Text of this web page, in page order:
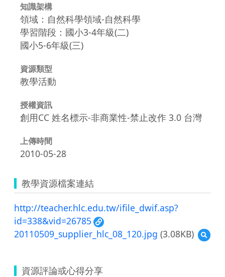
知識架構
領域：自然科學領域-自然科學
學習階段：國小3-4年級(二)
國小5-6年級(三)
資源類型
教學活動
授權資訊
創用CC 姓名標示-非商業性-禁止改作 3.0 台灣
上傳時間
2010-05-28
教學資源檔案連結
http://teacher.hlc.edu.tw/ifile_dwif.asp?
id=338&vid=26785
20110509_supplier_hlc_08_120.jpg (3.08KB)
預
覽
資源評論或心得分享